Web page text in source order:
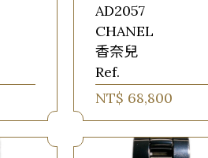
AD2057
CHANEL
香奈兒
Ref.
NT$ 68,800